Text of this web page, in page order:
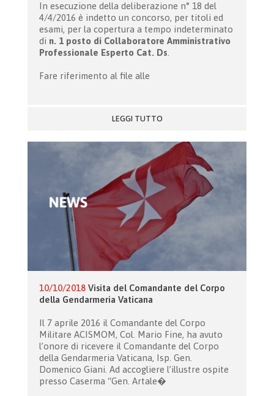
In esecuzione della deliberazione n° 18 del
4/4/2016 è indetto un concorso, per titoli ed
esami, per la copertura a tempo indeterminato
di n. 1 posto di Collaboratore Amministrativo
Professionale Esperto Cat. Ds.
Fare riferimento al file alle
LEGGI TUTTO
10/10/2018 Visita del Comandante del Corpo
della Gendarmeria Vaticana
Il 7 aprile 2016 il Comandante del Corpo
Militare ACISMOM, Col. Mario Fine, ha avuto
l’onore di ricevere il Comandante del Corpo
della Gendarmeria Vaticana, Isp. Gen.
Domenico Giani. Ad accogliere l’illustre ospite
presso Caserma “Gen. Artale�